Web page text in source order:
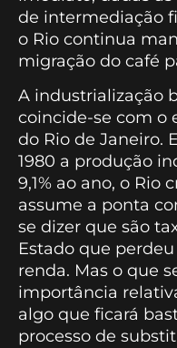
de intermediação
o Rio continua
migração do café
A industrialização
coincide-se com o
do Rio de Janeiro.
1980 a produção
9,1% ao ano, o Rio
assume a ponta
se dizer que são
Estado que
renda. Mas o que
importância
algo que ficará
processo de